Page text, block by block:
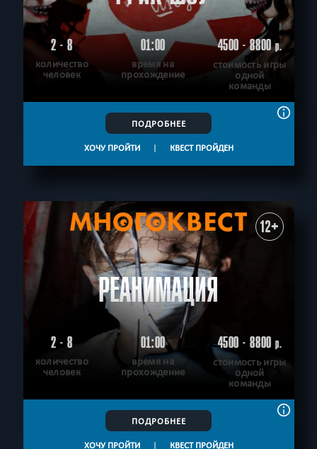
2 - 8
количество
человек
01:00
время на
прохождение
4500 - 8800р.
стоимость игры
одной
команды
ПОДРОБНЕЕ
ХОЧУ ПРОЙТИ | КВЕСТ ПРОЙДЕН
12+
РЕАНИМАЦИЯ
2 - 8
количество
человек
01:00
время на
прохождение
4500 - 8800р.
стоимость игры
одной
команды
ПОДРОБНЕЕ
ХОЧУ ПРОЙТИ | КВЕСТ ПРОЙДЕН